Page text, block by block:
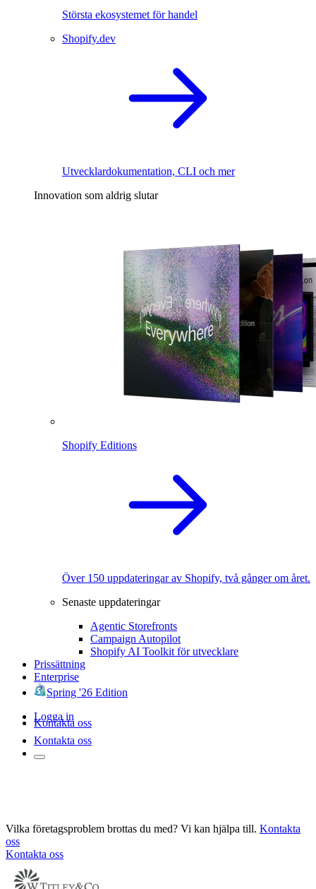
Största ekosystemet för handel
Shopify.dev
Utvecklardokumentation, CLI och mer
Innovation som aldrig slutar
Shopify Editions
Över 150 uppdateringar av Shopify, två gånger om året.
Senaste uppdateringar
Agentic Storefronts
Campaign Autopilot
Shopify AI Toolkit för utvecklare
Prissättning
Enterprise
Spring '26 Edition
Logga in
Kontakta oss
Kontakta oss
Vilka företagsproblem brottas du med? Vi kan hjälpa till. Kontakta
oss
Kontakta oss